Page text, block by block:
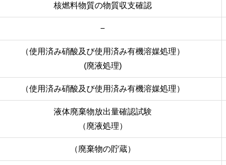
核燃料物質の物質収支確認
−
（使用済み硝酸及び使用済み有機溶媒処理）
(廃液処理)
（使用済み硝酸及び使用済み有機溶媒処理）
液体廃棄物放出量確認試験
（廃液処理）
（廃棄物の貯蔵）